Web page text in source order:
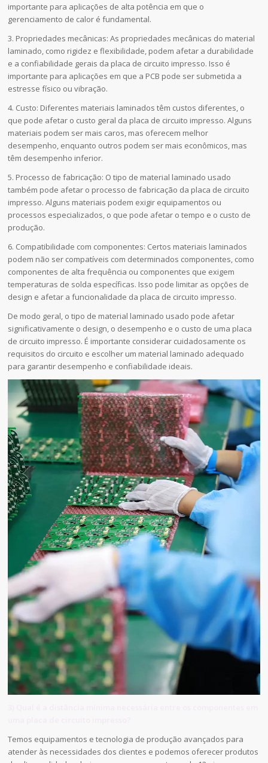
importante para aplicações de alta potência em que o
gerenciamento de calor é fundamental.
3. Propriedades mecânicas: As propriedades mecânicas do material
laminado, como rigidez e flexibilidade, podem afetar a durabilidade
e a confiabilidade gerais da placa de circuito impresso. Isso é
importante para aplicações em que a PCB pode ser submetida a
estresse físico ou vibração.
4. Custo: Diferentes materiais laminados têm custos diferentes, o
que pode afetar o custo geral da placa de circuito impresso. Alguns
materiais podem ser mais caros, mas oferecem melhor
desempenho, enquanto outros podem ser mais econômicos, mas
têm desempenho inferior.
5. Processo de fabricação: O tipo de material laminado usado
também pode afetar o processo de fabricação da placa de circuito
impresso. Alguns materiais podem exigir equipamentos ou
processos especializados, o que pode afetar o tempo e o custo de
produção.
6. Compatibilidade com componentes: Certos materiais laminados
podem não ser compatíveis com determinados componentes, como
componentes de alta frequência ou componentes que exigem
temperaturas de solda específicas. Isso pode limitar as opções de
design e afetar a funcionalidade da placa de circuito impresso.
De modo geral, o tipo de material laminado usado pode afetar
significativamente o design, o desempenho e o custo de uma placa
de circuito impresso. É importante considerar cuidadosamente os
requisitos do circuito e escolher um material laminado adequado
para garantir desempenho e confiabilidade ideais.
Temos equipamentos e tecnologia de produção avançados para
atender às necessidades dos clientes e podemos oferecer produtos